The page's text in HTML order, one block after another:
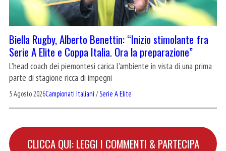
Biella Rugby, Alberto Benettin: “Inizio stimolante fra
Serie A Elite e Coppa Italia. Ora la preparazione”
L'head coach dei piemontesi carica l'ambiente in vista di una prima
parte di stagione ricca di impegni
5 Agosto 2026Campionati Italiani /Serie A Elite
CLICCA QUI: LEGGI I COMMENTI & PARTECIPA